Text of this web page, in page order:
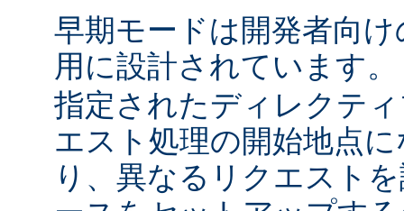
早期モードは開発者向
用に設計されています
指定されたディレクテ
エスト処理の開始地点
り、異なるリクエスト